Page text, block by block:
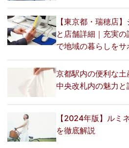
【東京都・瑞穂店
と店舗詳細｜充実
で地域の暮らしをサ
京都駅内の便利な
中央改札内の魅力と
【2024年版】ルミ
を徹底解説